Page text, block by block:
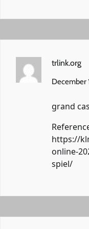
trlink.org
December
grand
https://
online-
spiel/